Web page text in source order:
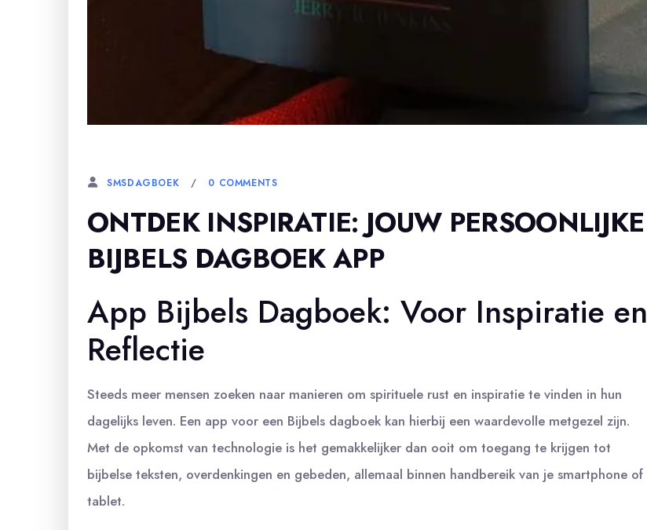
SMSDAGBOEK 0 COMMENTS
ONTDEK INSPIRATIE: JOUW PERSOONLIJKE
BIJBELS DAGBOEK APP
App Bijbels Dagboek: Voor Inspiratie en
Reflectie
Steeds meer mensen zoeken naar manieren om spirituele rust en inspiratie te vinden in hun
dagelijks leven. Een app voor een Bijbels dagboek kan hierbij een waardevolle metgezel zijn.
Met de opkomst van technologie is het gemakkelijker dan ooit om toegang te krijgen tot
bijbelse teksten, overdenkingen en gebeden, allemaal binnen handbereik van je smartphone of
tablet.